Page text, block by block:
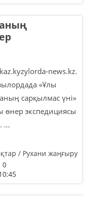
news.kz.
«Ұлы
сарқылмас үні»
өнер экспедициясы
...
/ Рухани жаңғыру
0